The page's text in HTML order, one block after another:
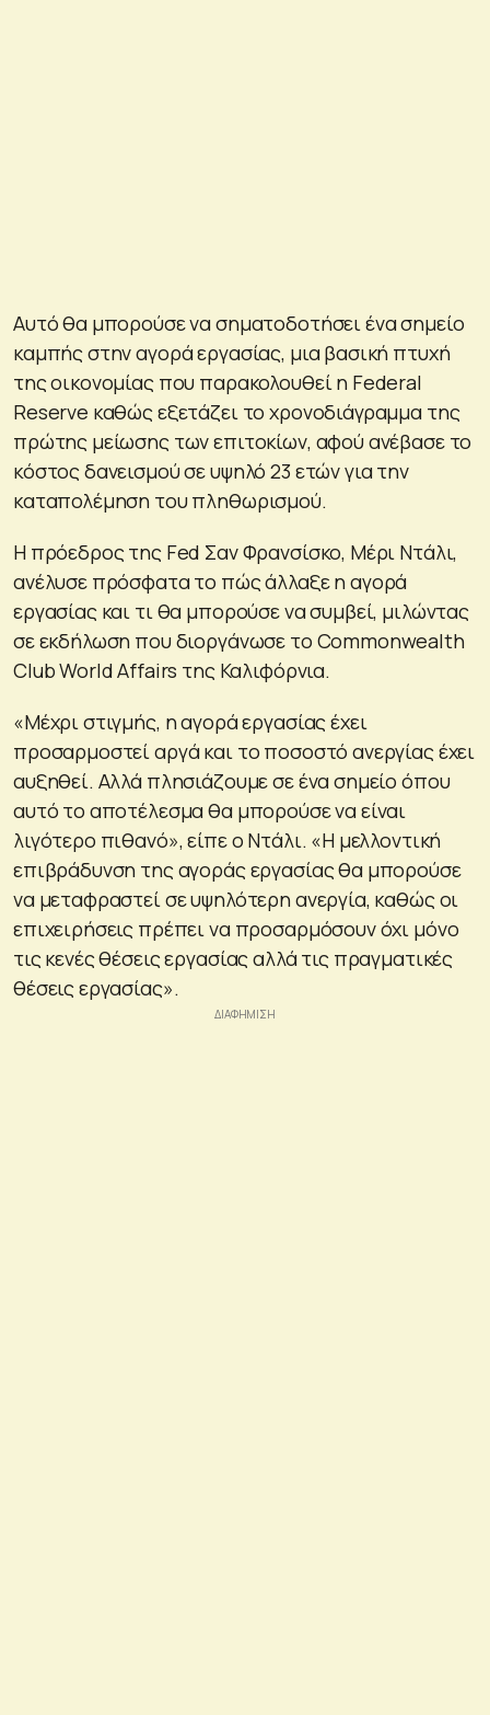
Αυτό θα μπορούσε να σηματοδοτήσει ένα σημείο
καμπής στην αγορά εργασίας, μια βασική πτυχή
της οικονομίας που παρακολουθεί η Federal
Reserve καθώς εξετάζει το χρονοδιάγραμμα της
πρώτης μείωσης των επιτοκίων, αφού ανέβασε το
κόστος δανεισμού σε υψηλό 23 ετών για την
καταπολέμηση του πληθωρισμού.
Η πρόεδρος της Fed Σαν Φρανσίσκο, Μέρι Ντάλι,
ανέλυσε πρόσφατα το πώς άλλαξε η αγορά
εργασίας και τι θα μπορούσε να συμβεί, μιλώντας
σε εκδήλωση που διοργάνωσε το Commonwealth
Club World Affairs της Καλιφόρνια.
«Μέχρι στιγμής, η αγορά εργασίας έχει
προσαρμοστεί αργά και το ποσοστό ανεργίας έχει
αυξηθεί. Αλλά πλησιάζουμε σε ένα σημείο όπου
αυτό το αποτέλεσμα θα μπορούσε να είναι
λιγότερο πιθανό», είπε ο Ντάλι. «Η μελλοντική
επιβράδυνση της αγοράς εργασίας θα μπορούσε
να μεταφραστεί σε υψηλότερη ανεργία, καθώς οι
επιχειρήσεις πρέπει να προσαρμόσουν όχι μόνο
τις κενές θέσεις εργασίας αλλά τις πραγματικές
θέσεις εργασίας».